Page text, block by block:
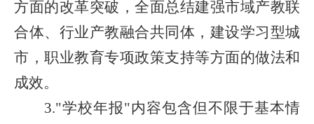
方面的改革突破，全面总结建强市域产教联
合体、行业产教融合共同体，建设学习型城
市，职业教育专项政策支持等方面的做法和
成效。
3."学校年报"内容包含但不限于基本情